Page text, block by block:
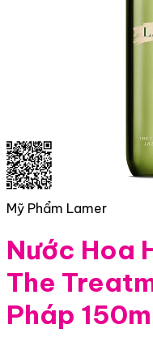
Mỹ Phẩm Lamer
Nước Hoa
The
Pháp